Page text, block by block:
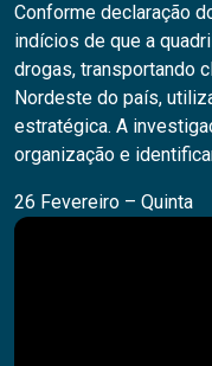
Conforme declaração
indícios de que a
drogas, transportando
Nordeste do país,
estratégica. A
organização e
26 Fevereiro – Quinta